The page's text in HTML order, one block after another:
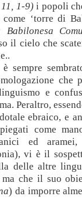
1-9)i popoli
‘torre di
Babilonesa
il cielo che
.
sempre
che
e
Peraltro,
ebraico, e
come
ed
vi è il
delle altre
che il suo
) da imporre